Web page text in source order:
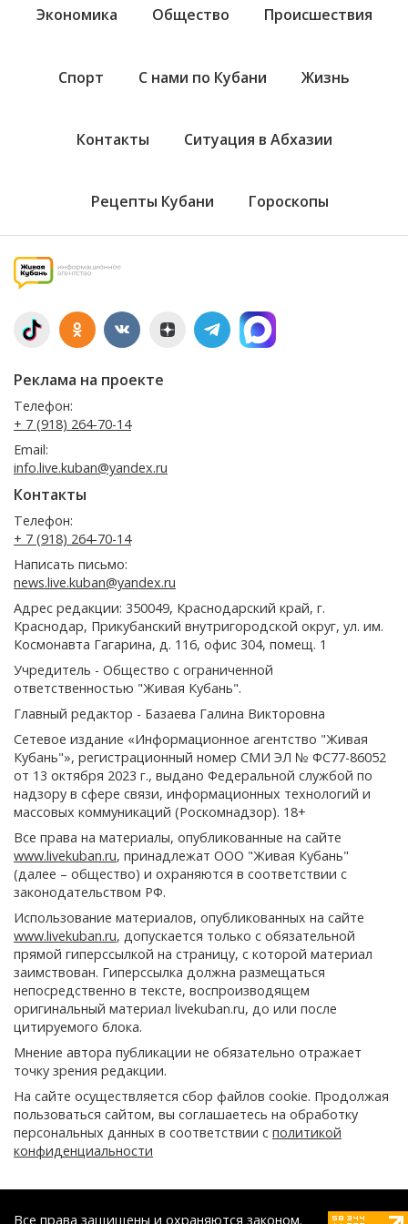
Экономика Общество Происшествия
Спорт С нами по Кубани Жизнь
Контакты Ситуация в Абхазии
Рецепты Кубани Гороскопы
Реклама на проекте
Телефон:
+ 7 (918) 264-70-14
Email:
info.live.kuban@yandex.ru
Контакты
Телефон:
+ 7 (918) 264-70-14
Написать письмо:
news.live.kuban@yandex.ru
Адрес редакции: 350049, Краснодарский край, г.
Краснодар, Прикубанский внутригородской округ, ул. им.
Космонавта Гагарина, д. 116, офис 304, помещ. 1
Учредитель - Общество с ограниченной
ответственностью "Живая Кубань".
Главный редактор - Базаева Галина Викторовна
Сетевое издание «Информационное агентство "Живая
Кубань"», регистрационный номер СМИ ЭЛ № ФС77-86052
от 13 октября 2023 г., выдано Федеральной службой по
надзору в сфере связи, информационных технологий и
массовых коммуникаций (Роскомнадзор). 18+
Все права на материалы, опубликованные на сайте
www.livekuban.ru, принадлежат ООО "Живая Кубань"
(далее – общество) и охраняются в соответствии с
законодательством РФ.
Использование материалов, опубликованных на сайте
www.livekuban.ru, допускается только с обязательной
прямой гиперссылкой на страницу, с которой материал
заимствован. Гиперссылка должна размещаться
непосредственно в тексте, воспроизводящем
оригинальный материал livekuban.ru, до или после
цитируемого блока.
Мнение автора публикации не обязательно отражает
точку зрения редакции.
На сайте осуществляется сбор файлов cookie. Продолжая
пользоваться сайтом, вы соглашаетесь на обработку
персональных данных в соответствии с политикой
конфиденциальности
Все права защищены и охраняются законом.